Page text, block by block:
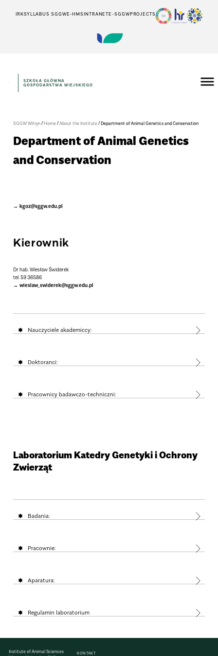
IRKSYLLABUS SGGWE-HMSINTRANETE-SGGWPROJECTS
SZKOŁA GŁÓWNA
GOSPODARSTWA WIEJSKIEGO
SGGW Witryn/Home/About the Institute/Department of Animal Genetics and Conservation
Department of Animal Genetics
and Conservation
kgoz@sggw.edu.pl
Kierownik
Dr hab. Wiesław Świderek
tel. 59 36586
wieslaw_swiderek@sggw.edu.pl
Nauczyciele akademiccy:
Doktoranci:
Pracownicy badawczo-techniczni:
Laboratorium Katedry Genetyki i Ochrony
Zwierząt
Badania:
Pracownie:
Aparatura:
Regulamin laboratorium
Institute of Animal Sciences
KONTAKT